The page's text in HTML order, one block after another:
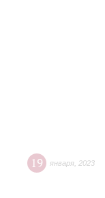
19 января 2023